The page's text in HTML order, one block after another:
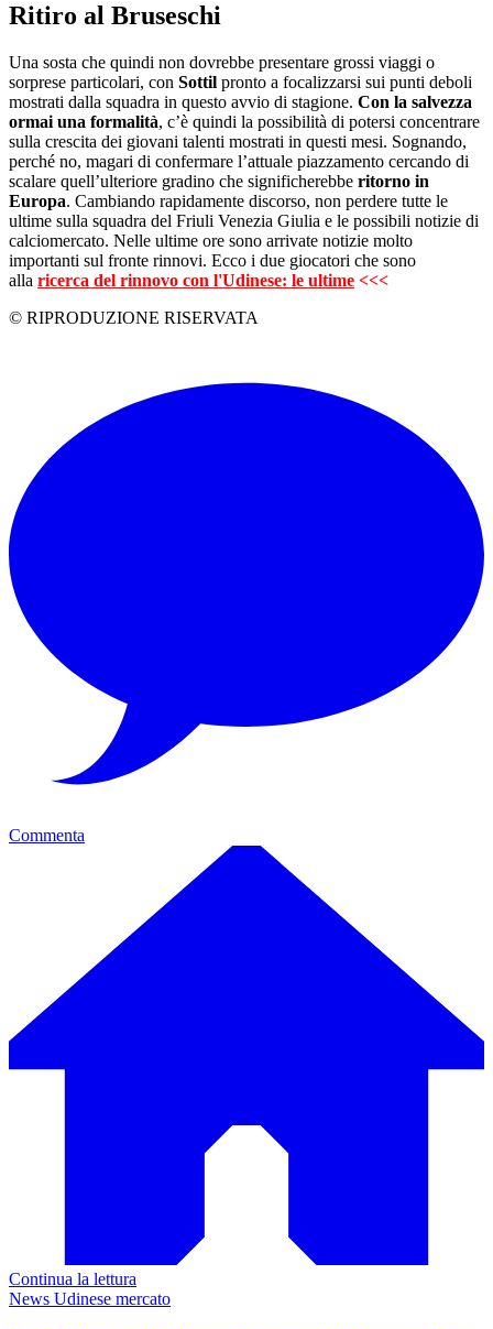
Ritiro al Bruseschi
Una sosta che quindi non dovrebbe presentare grossi viaggi o
sorprese particolari, con Sottil pronto a focalizzarsi sui punti deboli
mostrati dalla squadra in questo avvio di stagione. Con la salvezza
ormai una formalità, c’è quindi la possibilità di potersi concentrare
sulla crescita dei giovani talenti mostrati in questi mesi. Sognando,
perché no, magari di confermare l’attuale piazzamento cercando di
scalare quell’ulteriore gradino che significherebbe ritorno in
Europa. Cambiando rapidamente discorso, non perdere tutte le
ultime sulla squadra del Friuli Venezia Giulia e le possibili notizie di
calciomercato. Nelle ultime ore sono arrivate notizie molto
importanti sul fronte rinnovi. Ecco i due giocatori che sono
alla ricerca del rinnovo con l'Udinese: le ultime <<<
© RIPRODUZIONE RISERVATA
Commenta
Continua la lettura
News Udinese mercato